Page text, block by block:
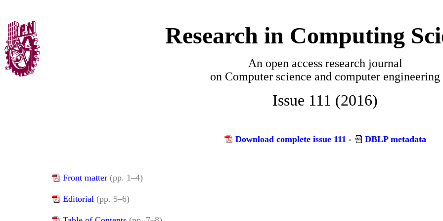
Research in Computing
An open access research journal
on Computer science and computer engineering
Issue 111 (2016)
Download complete issue 111 - DBLP metadata
Front matter (pp. 1–4)
Editorial (pp. 5–6)